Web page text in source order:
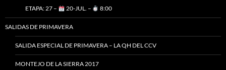
ETAPA: 27 – 20-JUL. – 8:00
SALIDAS DE PRIMAVERA
SALIDA ESPECIAL DE PRIMAVERA – LA QH DEL CCV
MONTEJO DE LA SIERRA 2017